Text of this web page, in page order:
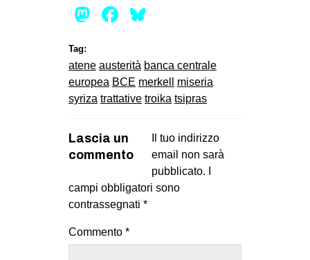
Mastodon
Facebook
Tag:
atene austerità banca centrale
europea BCE merkell
miseria
syriza trattative troika tsipras
Lascia un
commento
Il tuo indirizzo
email non sarà
pubblicato.
campi obbligatori sono
contrassegnati *
Commento *